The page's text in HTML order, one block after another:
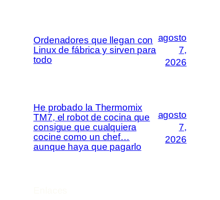
Ordenadores que llegan con
Linux de fábrica y sirven para
todo
agosto
7,
2026
He probado la Thermomix
TM7, el robot de cocina que
consigue que cualquiera
cocine como un chef…
aunque haya que pagarlo
agosto
7,
2026